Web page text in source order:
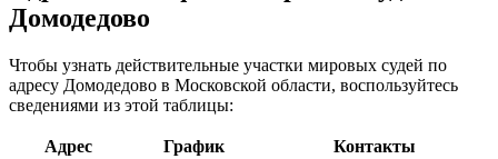
Домодедово
Чтобы узнать действительные участки мировых судей по
адресу Домодедово в Московской области, воспользуйтесь
сведениями из этой таблицы:
Адрес График
Контакты